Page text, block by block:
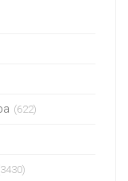
(622)